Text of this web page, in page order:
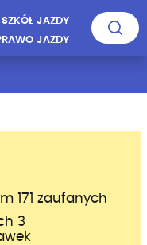
SZKÓŁ JAZDY
JAZDY
171 zaufanych
3